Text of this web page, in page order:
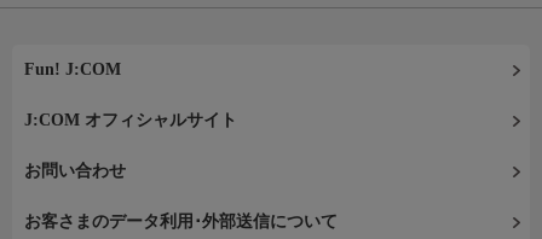
Fun! J:COM
J:COM オフィシャルサイト
お問い合わせ
お客さまのデータ利用･外部送信について